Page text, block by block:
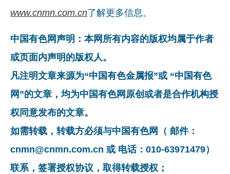
www.cnmn.com.cn了解更多信息。
中国有色网声明：本网所有内容的版权均属于作者
或页面内声明的版权人。
凡注明文章来源为“中国有色金属报”或 “中国有色
网”的文章，均为中国有色网原创或者是合作机构授
权同意发布的文章。
如需转载，转载方必须与中国有色网（ 邮件：
cnmn@cnmn.com.cn 或 电话：010-63971479）
联系，签署授权协议，取得转载授权；